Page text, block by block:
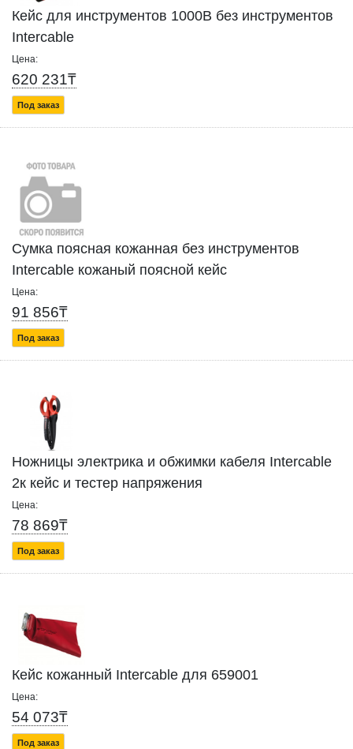
Кейс для инструментов 1000В без инструментов
Intercable
Цена:
620 231₸
Под заказ
Сумка поясная кожанная без инструментов
Intercable кожаный поясной кейс
Цена:
91 856₸
Под заказ
Ножницы электрика и обжимки кабеля Intercable
2к кейс и тестер напряжения
Цена:
78 869₸
Под заказ
Кейс кожанный Intercable для 659001
Цена:
54 073₸
Под заказ